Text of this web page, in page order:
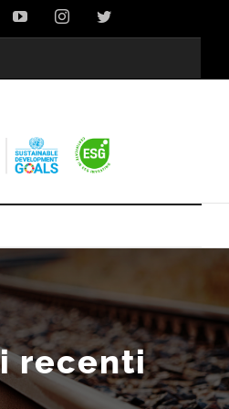
YouTubeInstagramTwitter
recenti